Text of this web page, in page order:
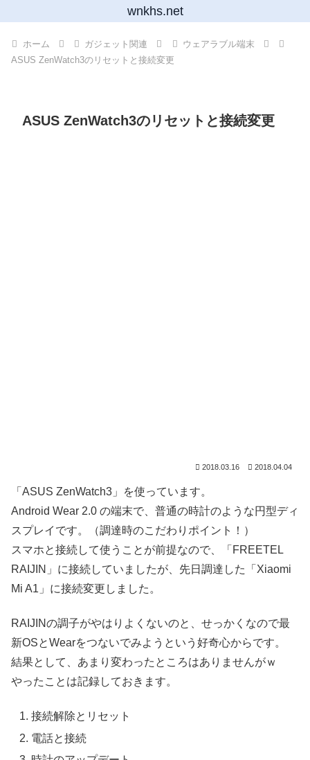
wnkhs.net
ホーム ガジェット関連
ウェアラブル端末
ASUS ZenWatch3のリセットと接続変更
ASUS ZenWatch3のリセットと接続変更
2018.03.16 2018.04.04
「ASUS ZenWatch3」を使っています。
Android Wear 2.0 の端末で、普通の時計のような円型ディ
スプレイです。（調達時のこだわりポイント！）
スマホと接続して使うことが前提なので、「FREETEL
RAIJIN」に接続していましたが、先日調達した「Xiaomi
Mi A1」に接続変更しました。
RAIJINの調子がやはりよくないのと、せっかくなので最
新OSとWearをつないでみようという好奇心からです。
結果として、あまり変わったところはありませんがｗ
やったことは記録しておきます。
接続解除とリセット
電話と接続